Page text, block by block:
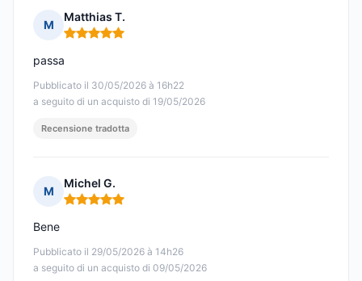
M
Matthias T.
Nota: 5 su 5
Pubblicato il 30/05/2026 à 16h22
a seguito di un acquisto di 19/05/2026
passa
Recensione tradotta
M
Michel G.
Nota: 5 su 5
Pubblicato il 29/05/2026 à 14h26
a seguito di un acquisto di 09/05/2026
Bene